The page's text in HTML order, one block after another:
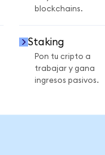
blockchains.
Staking
Pon tu cripto a
trabajar y gana
ingresos pasivos.